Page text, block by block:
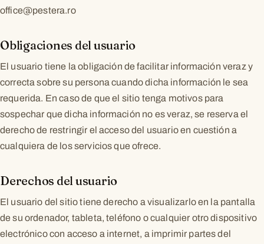
office@pestera.ro
Obligaciones del usuario
El usuario tiene la obligación de facilitar información veraz y
correcta sobre su persona cuando dicha información le sea
requerida. En caso de que el sitio tenga motivos para
sospechar que dicha información no es veraz, se reserva el
derecho de restringir el acceso del usuario en cuestión a
cualquiera de los servicios que ofrece.
Derechos del usuario
El usuario del sitio tiene derecho a visualizarlo en la pantalla
de su ordenador, tableta, teléfono o cualquier otro dispositivo
electrónico con acceso a internet, a imprimir partes del